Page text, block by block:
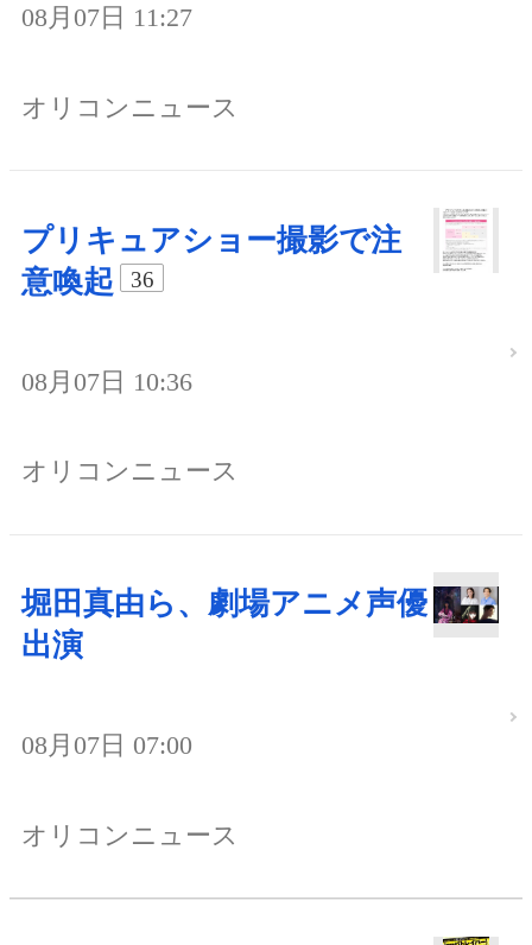
08月07日 11:27
オリコンニュース
プリキュアショー撮影で注
意喚起
36
08月07日 10:36
オリコンニュース
堀田真由ら、劇場アニメ声優
出演
08月07日 07:00
オリコンニュース